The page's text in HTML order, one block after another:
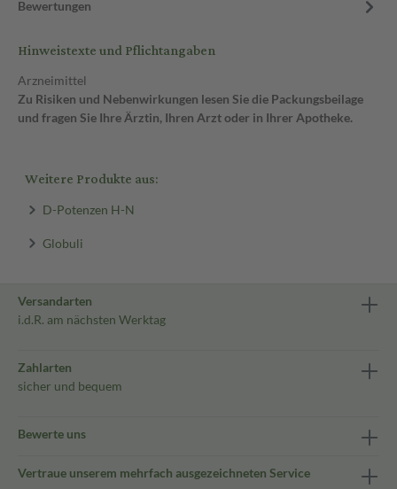
Bewertungen
Hinweistexte und Pflichtangaben
Arzneimittel
Zu Risiken und Nebenwirkungen lesen Sie die Packungsbeilage
und fragen Sie Ihre Ärztin, Ihren Arzt oder in Ihrer Apotheke.
Weitere Produkte aus:
D-Potenzen H-N
Globuli
Versandarten
i.d.R. am nächsten Werktag
Zahlarten
sicher und bequem
Bewerte uns
Vertraue unserem mehrfach ausgezeichneten Service